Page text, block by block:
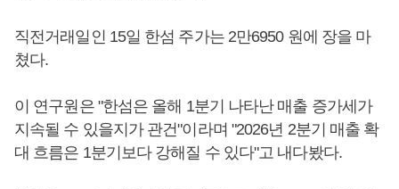
직전거래일인 15일 한섬 주가는 2만6950 원에 장을 마
쳤다.
이 연구원은 "한섬은 올해 1분기 나타난 매출 증가세가
지속될 수 있을지가 관건"이라며 "2026년 2분기 매출 확
대 흐름은 1분기보다 강해질 수 있다"고 내다봤다.